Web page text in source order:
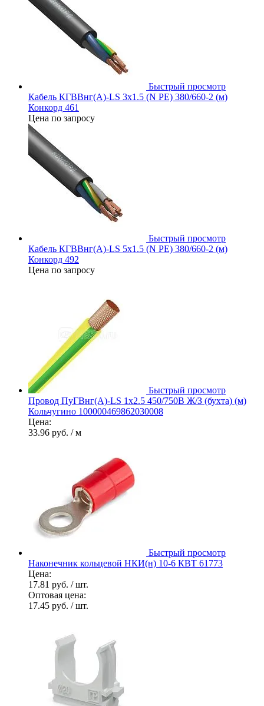
Быстрый просмотр
Кабель КГВВнг(А)-LS 3х1.5 (N PE) 380/660-2 (м)
Конкорд 461
Цена по запросу
Быстрый просмотр
Кабель КГВВнг(А)-LS 5х1.5 (N PE) 380/660-2 (м)
Конкорд 492
Цена по запросу
Быстрый просмотр
Провод ПуГВнг(А)-LS 1х2.5 450/750В Ж/З (бухта) (м)
Кольчугино 100000469862030008
Цена:
33.96 руб. / м
Быстрый просмотр
Наконечник кольцевой НКИ(н) 10-6 КВТ 61773
Цена:
17.81 руб. / шт.
Оптовая цена:
17.45 руб. / шт.